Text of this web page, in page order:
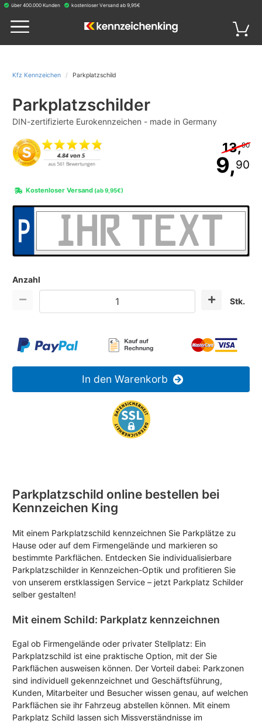
über 400.000 Kunden kostenloser Versand ab 9,95€
Kfz Kennzeichen Parkplatzschild
Parkplatz­schilder
DIN-zertifizierte Eurokennzeichen - made in Germany
13,90
9,90
Kostenloser Versand (ab 9,95€)
Anzahl
Stk.
In den Warenkorb
Parkplatzschild online bestellen bei
Kennzeichen King
Mit einem Parkplatzschild kennzeichnen Sie Parkplätze zu
Hause oder auf dem Firmengelände und markieren so
bestimmte Parkflächen. Entdecken Sie individualisierbare
Parkplatzschilder in Kennzeichen-Optik und profitieren Sie
von unserem erstklassigen Service – jetzt Parkplatz Schilder
selber gestalten!
Mit einem Schild: Parkplatz kennzeichnen
Egal ob Firmengelände oder privater Stellplatz: Ein
Parkplatzschild ist eine praktische Option, mit der Sie
Parkflächen ausweisen können. Der Vorteil dabei: Parkzonen
sind individuell gekennzeichnet und Geschäftsführung,
Kunden, Mitarbeiter und Besucher wissen genau, auf welchen
Parkflächen sie ihr Fahrzeug abstellen können. Mit einem
Parkplatz Schild lassen sich Missverständnisse im